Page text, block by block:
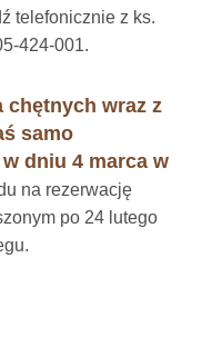
telefonicznie z ks.
424-001.
chętnych wraz z
samo
dniu 4 marca w
na rezerwację
po 24 lutego